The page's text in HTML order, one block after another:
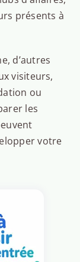
présents à
d’autres
visiteurs,
ou
les
votre